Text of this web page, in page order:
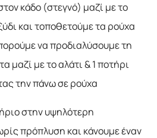
κάδο (στεγνό) μαζί με το
και τοποθετούμε τα ρούχα
να προδιαλύσουμε τη
μαζί με το αλάτι & 1 ποτήρι
την πάνω σε ρούχα
στην υψηλότερη
πρόπλυση και κάνουμε έναν